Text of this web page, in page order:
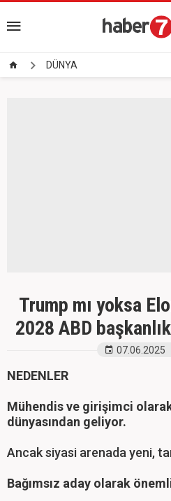
DÜNYA
Trump mı yoksa
2028 ABD
07.06.2025
NEDENLER
Mühendis ve girişimci
dünyasından geliyor.
Ancak siyasi arenada yeni,
Bağımsız aday olarak